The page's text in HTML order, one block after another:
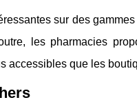
sur des
les pharmacies
accessibles que les